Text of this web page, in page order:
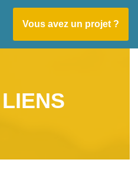
Vous avez un projet ?